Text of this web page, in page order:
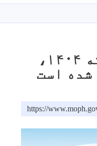
در شفاخانه ملی و تخصصی نور در سال گذشته ۱۴۰۴،
https://